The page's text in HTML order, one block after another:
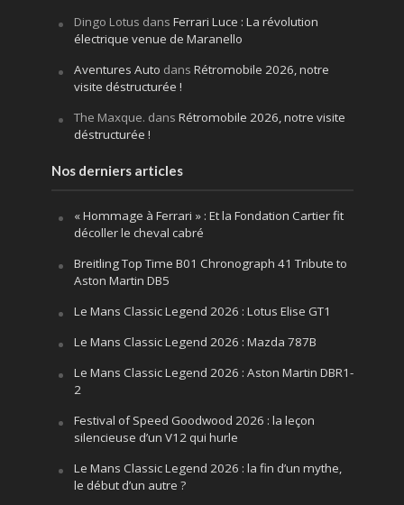
Dingo Lotus dans Ferrari Luce : La révolution
électrique venue de Maranello
Aventures Auto dans Rétromobile 2026, notre
visite déstructurée !
The Maxque. dans Rétromobile 2026, notre visite
déstructurée !
Nos derniers articles
« Hommage à Ferrari » : Et la Fondation Cartier fit
décoller le cheval cabré
Breitling Top Time B01 Chronograph 41 Tribute to
Aston Martin DB5
Le Mans Classic Legend 2026 : Lotus Elise GT1
Le Mans Classic Legend 2026 : Mazda 787B
Le Mans Classic Legend 2026 : Aston Martin DBR1-
2
Festival of Speed Goodwood 2026 : la leçon
silencieuse d’un V12 qui hurle
Le Mans Classic Legend 2026 : la fin d’un mythe,
le début d’un autre ?